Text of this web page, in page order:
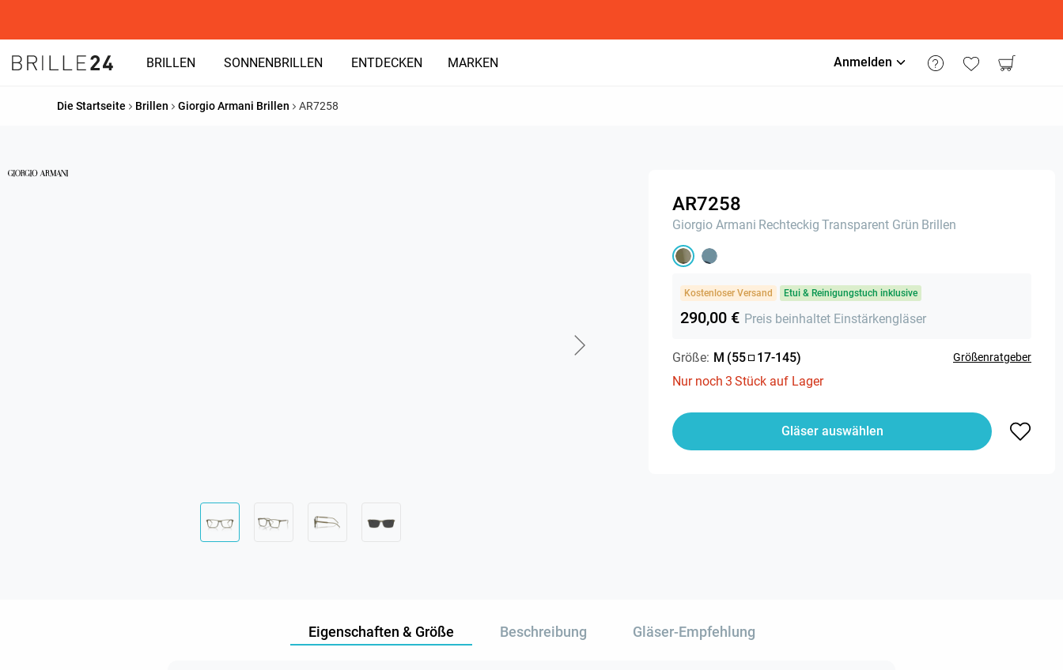
BRILLEN SONNENBRILLEN ENTDECKEN MARKEN Anmelden
Die Startseite Brillen Giorgio Armani Brillen AR7258
AR7258
Giorgio Armani Rechteckig Transparent Grün Brillen
Kostenloser Versand Etui & Reinigungstuch inklusive
290,00 € Preis beinhaltet Einstärkengläser
Größe: M (55 17-145) Größenratgeber
Nur noch 3 Stück auf Lager
Gläser auswählen
Eigenschaften & Größe Beschreibung Gläser-Empfehlung